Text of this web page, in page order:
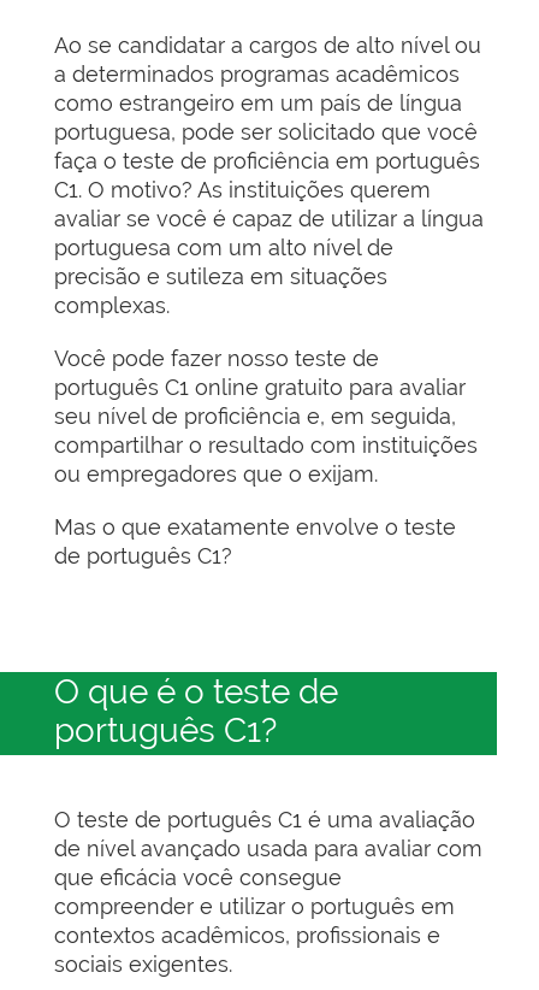
Ao se candidatar a cargos de alto nível ou
a determinados programas acadêmicos
como estrangeiro em um país de língua
portuguesa, pode ser solicitado que você
faça o teste de proficiência em português
C1. O motivo? As instituições querem
avaliar se você é capaz de utilizar a língua
portuguesa com um alto nível de
precisão e sutileza em situações
complexas.
Você pode fazer nosso teste de
português C1 online gratuito para avaliar
seu nível de proficiência e, em seguida,
compartilhar o resultado com instituições
ou empregadores que o exijam.
Mas o que exatamente envolve o teste
de português C1?
O que é o teste de
português C1?
O teste de português C1 é uma avaliação
de nível avançado usada para avaliar com
que eficácia você consegue
compreender e utilizar o português em
contextos acadêmicos, profissionais e
sociais exigentes.